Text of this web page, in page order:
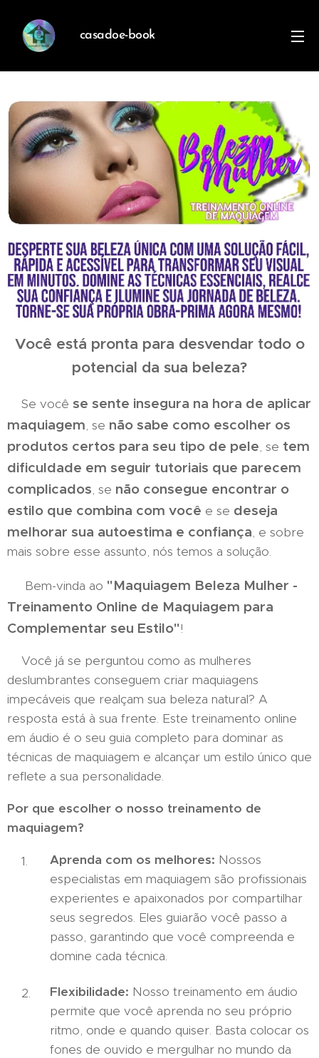
casadoe-book
Você está pronta para desvendar todo o
potencial da sua beleza?
Se você se sente insegura na hora de aplicar
maquiagem, se não sabe como escolher os
produtos certos para seu tipo de pele, se tem
dificuldade em seguir tutoriais que parecem
complicados, se não consegue encontrar o
estilo que combina com você e se deseja
melhorar sua autoestima e confiança, e sobre
mais sobre esse assunto, nós temos a solução.
Bem-vinda ao "Maquiagem Beleza Mulher -
Treinamento Online de Maquiagem para
Complementar seu Estilo"!
Você já se perguntou como as mulheres
deslumbrantes conseguem criar maquiagens
impecáveis que realçam sua beleza natural? A
resposta está à sua frente. Este treinamento online
em áudio é o seu guia completo para dominar as
técnicas de maquiagem e alcançar um estilo único que
reflete a sua personalidade.
Por que escolher o nosso treinamento de
maquiagem?
Aprenda com os melhores: Nossos
especialistas em maquiagem são profissionais
experientes e apaixonados por compartilhar
seus segredos. Eles guiarão você passo a
passo, garantindo que você compreenda e
domine cada técnica.
Flexibilidade: Nosso treinamento em áudio
permite que você aprenda no seu próprio
ritmo, onde e quando quiser. Basta colocar os
fones de ouvido e mergulhar no mundo da